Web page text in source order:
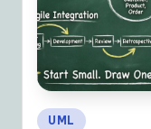
Posted
UML